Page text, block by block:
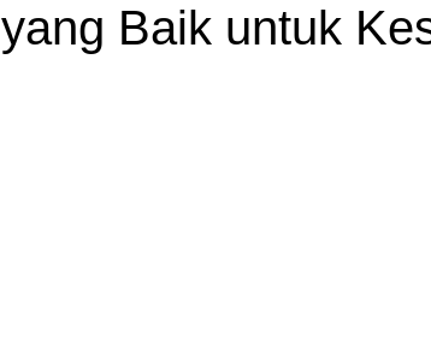
yang Baik untuk